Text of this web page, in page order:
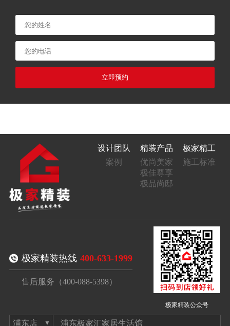
立即预约
设计团队
案例
精装产品
优尚美家
极佳尊享
极品尚邸
极家精工
施工标准
极家精装热线 400-633-1999
售后服务（400-088-5398）
极家精装公众号
浦东极家汇家居生活馆